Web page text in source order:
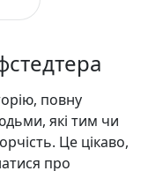
повну
які тим чи
Це цікаво,
про